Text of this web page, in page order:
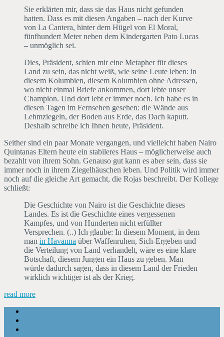
Sie erklärten mir, dass sie das Haus nicht gefunden
hatten. Dass es mit diesen Angaben – nach der Kurve
von La Cantera, hinter dem Hügel von El Moral,
fünfhundert Meter neben dem Kindergarten Pato Lucas
– unmöglich sei.
Dies, Präsident, schien mir eine Metapher für dieses
Land zu sein, das nicht weiß, wie seine Leute leben: in
diesem Kolumbien, diesem Kolumbien ohne Adressen,
wo nicht einmal Briefe ankommen, dort lebte unser
Champion. Und dort lebt er immer noch. Ich habe es in
diesen Tagen im Fernsehen gesehen: die Wände aus
Lehmziegeln, der Boden aus Erde, das Dach kaputt.
Deshalb schreibe ich Ihnen heute, Präsident.
Seither sind ein paar Monate vergangen, und vielleicht haben Nairo
Quintanas Eltern heute ein stabileres Haus – möglicherweise auch
bezahlt von ihrem Sohn. Genauso gut kann es aber sein, dass sie
immer noch in ihrem Ziegelhäuschen leben. Und Politik wird immer
noch auf die gleiche Art gemacht, die Rojas beschreibt. Der Kollege
schließt:
Die Geschichte von Nairo ist die Geschichte dieses
Landes. Es ist die Geschichte eines vergessenen
Kampfes, und von Hunderten nicht erfüllter
Versprechen. (..) Ich glaube: In diesem Moment, in dem
man in Havanna über Waffenruhen, Sich-Ergeben und
die Verteilung von Land verhandelt, wäre es eine klare
Botschaft, diesem Jungen ein Haus zu geben. Man
würde dadurch sagen, dass in diesem Land der Frieden
wirklich wichtiger ist als der Krieg.
read more